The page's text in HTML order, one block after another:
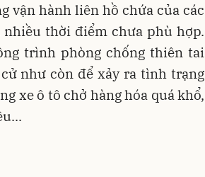
vận hành liên hồ chứa của các
thời điểm chưa phù hợp.
trình phòng chống thiên tai
như còn để xảy ra tình trạng
xe ô tô chở hàng hóa quá khổ,